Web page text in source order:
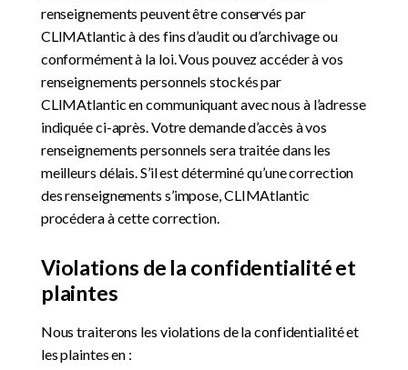
renseignements peuvent être conservés par
CLIMAtlantic à des fins d’audit ou d’archivage ou
conformément à la loi. Vous pouvez accéder à vos
renseignements personnels stockés par
CLIMAtlantic en communiquant avec nous à l’adresse
indiquée ci-après. Votre demande d’accès à vos
renseignements personnels sera traitée dans les
meilleurs délais. S’il est déterminé qu’une correction
des renseignements s’impose, CLIMAtlantic
procédera à cette correction.
Violations de la confidentialité et
plaintes
Nous traiterons les violations de la confidentialité et
les plaintes en :